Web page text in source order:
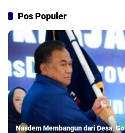
Pos Populer
Nasdem Membangun dari Desa,